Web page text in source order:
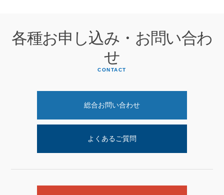
各種お申し込み・お問い合わ
せ
CONTACT
総合お問い合わせ
よくあるご質問